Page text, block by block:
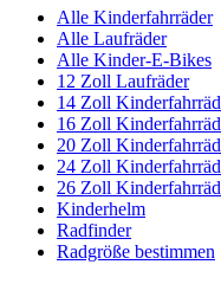
Alle Kinderfahrräder
Alle Laufräder
Alle Kinder-E-Bikes
12 Zoll Laufräder
14 Zoll
16 Zoll
20 Zoll
24 Zoll
26 Zoll
Kinderhelm
Radfinder
Radgröße bestimmen